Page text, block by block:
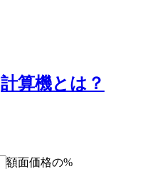
計算機とは？
額面価格の%